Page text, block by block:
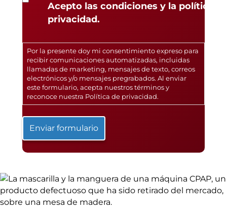
Acepto las condiciones y la política
privacidad.
Por la presente doy mi consentimiento expreso para
recibir comunicaciones automatizadas, incluidas
llamadas de marketing, mensajes de texto, correos
electrónicos y/o mensajes pregrabados. Al enviar
este formulario, acepta nuestros términos y
reconoce nuestra Política de privacidad.